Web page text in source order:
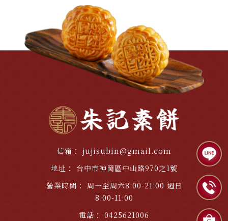
0425621006
jujisubin@gmail.com
台中市神岡區中山路970之1號
周一至周六8:00-21:00 週日
8:00-11:00